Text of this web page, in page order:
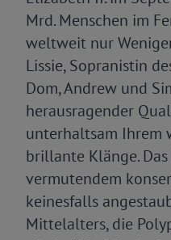
Mrd. Menschen im
weltweit nur
Lissie, Sopranistin
Dom, Andrew und
herausragender
unterhaltsam Ihrem
brillante Klänge.
vermutendem
keinesfalls
Mittelalters, die